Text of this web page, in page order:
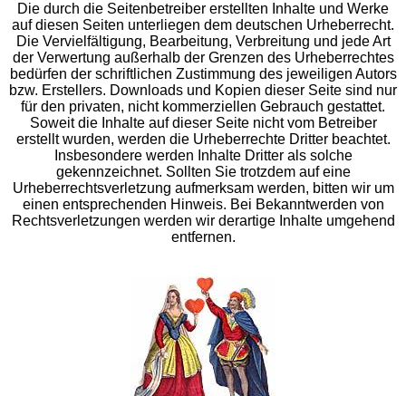
Die durch die Seitenbetreiber erstellten Inhalte und Werke
auf diesen Seiten unterliegen dem deutschen Urheberrecht.
Die Vervielfältigung, Bearbeitung, Verbreitung und jede Art
der Verwertung außerhalb der Grenzen des Urheberrechtes
bedürfen der schriftlichen Zustimmung des jeweiligen Autors
bzw. Erstellers. Downloads und Kopien dieser Seite sind nur
für den privaten, nicht kommerziellen Gebrauch gestattet.
Soweit die Inhalte auf dieser Seite nicht vom Betreiber
erstellt wurden, werden die Urheberrechte Dritter beachtet.
Insbesondere werden Inhalte Dritter als solche
gekennzeichnet. Sollten Sie trotzdem auf eine
Urheberrechtsverletzung aufmerksam werden, bitten wir um
einen entsprechenden Hinweis. Bei Bekanntwerden von
Rechtsverletzungen werden wir derartige Inhalte umgehend
entfernen.